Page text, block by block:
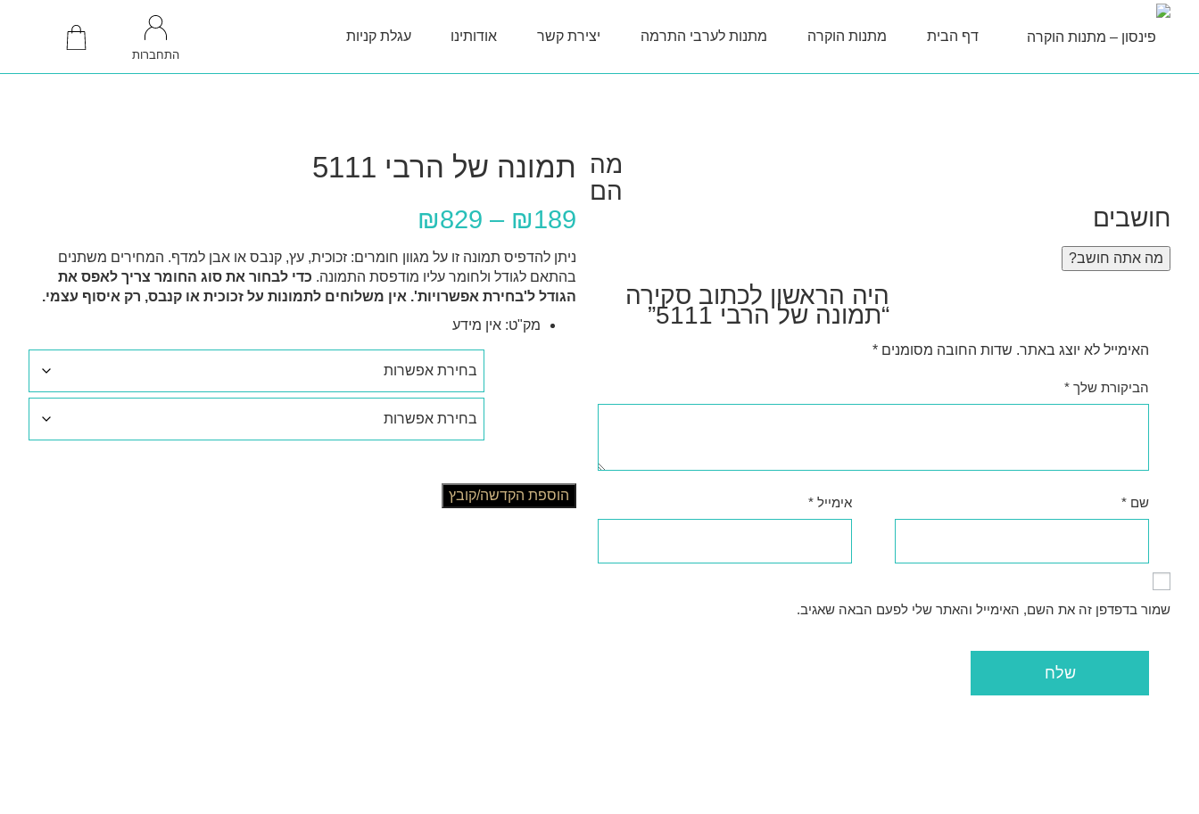
דף הבית מתנות הוקרה מתנות לערבי התרמה יצירת קשר אודותינו עגלת קניות
התחברות
תמונה של הרבי 5111
₪189
–
₪829
ניתן להדפיס תמונה זו על מגוון חומרים: זכוכית, עץ, קנבס או אבן למדף. המחירים משתנים
בהתאם לגודל ולחומר עליו מודפסת התמונה. כדי לבחור את סוג החומר צריך לאפס את
הגודל ל'בחירת אפשרויות'. אין משלוחים לתמונות על זכוכית או קנבס, רק איסוף עצמי.
מק"ט: אין מידע
הוספת הקדשה/קובץ
מה
הם
חושבים
מה אתה חושב?
היה הראשון לכתוב סקירה
“תמונה של הרבי 5111”
האימייל לא יוצג באתר. שדות החובה מסומנים *
הביקורת שלך *
שם * אימייל *
שמור בדפדפן זה את השם, האימייל והאתר שלי לפעם הבאה שאגיב.